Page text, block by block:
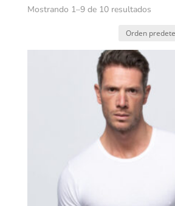
Mostrando 1–9 de 10 resultados